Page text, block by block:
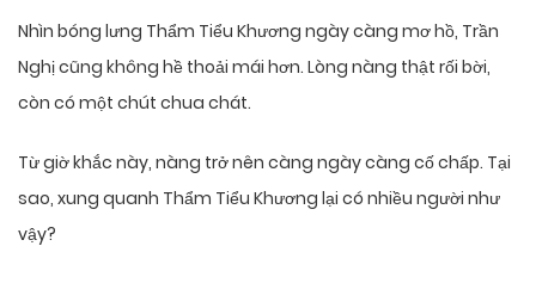
Nhìn bóng lưng Thẩm Tiểu Khương ngày càng mơ hồ, Trần
Nghị cũng không hề thoải mái hơn. Lòng nàng thật rối bời,
còn có một chút chua chát.
Từ giờ khắc này, nàng trở nên càng ngày càng cố chấp. Tại
sao, xung quanh Thẩm Tiểu Khương lại có nhiều người như
vậy?